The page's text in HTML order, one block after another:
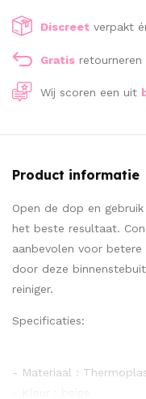
Discreet verpakt
Gratis retourneren
Wij scoren een uit
Product informatie
Open de dop en
het beste resultaat.
aanbevolen voor betere
door deze
reiniger.
Specificaties:
- Materiaal :